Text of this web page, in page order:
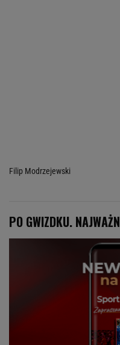
Filip Modrzejewski